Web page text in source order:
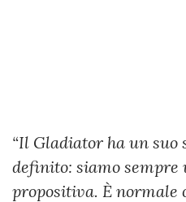
“Il Gladiator ha un suo
definito: siamo sempre
propositiva. È normale